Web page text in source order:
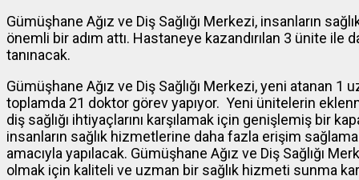
Gümüşhane Ağız ve Diş Sağlığı Merkezi, insanların
önemli bir adım attı. Hastaneye kazandırılan 3 ünite ile
tanınacak.
Gümüşhane Ağız ve Diş Sağlığı Merkezi, yeni atanan
toplamda 21 doktor görev yapıyor. Yeni ünitelerin
diş sağlığı ihtiyaçlarını karşılamak için genişlemiş bir
insanların sağlık hizmetlerine daha fazla erişim sağlama
amacıyla yapılacak. Gümüşhane Ağız ve Diş Sağlığı
olmak için kaliteli ve uzman bir sağlık hizmeti sunma